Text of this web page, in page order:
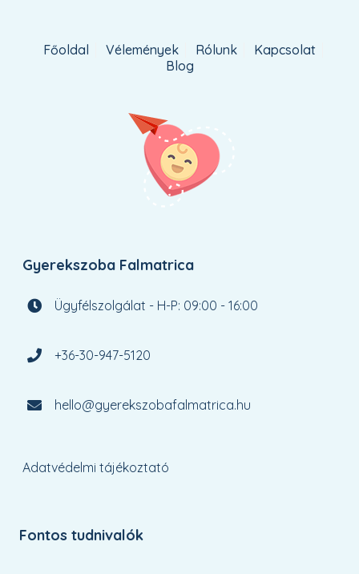
Főoldal Vélemények Rólunk
Kapcsolat
Blog
Gyerekszoba Falmatrica
Ügyfélszolgálat - H-P: 09:00 - 16:00
+36-30-947-5120
hello@gyerekszobafalmatrica.hu
Adatvédelmi tájékoztató
Fontos tudnivalók